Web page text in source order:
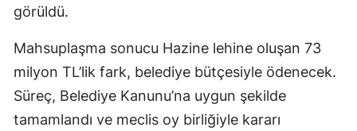
görüldü.
Mahsuplaşma sonucu Hazine lehine oluşan 73
milyon TL’lik fark, belediye bütçesiyle ödenecek.
Süreç, Belediye Kanunu’na uygun şekilde
tamamlandı ve meclis oy birliğiyle kararı